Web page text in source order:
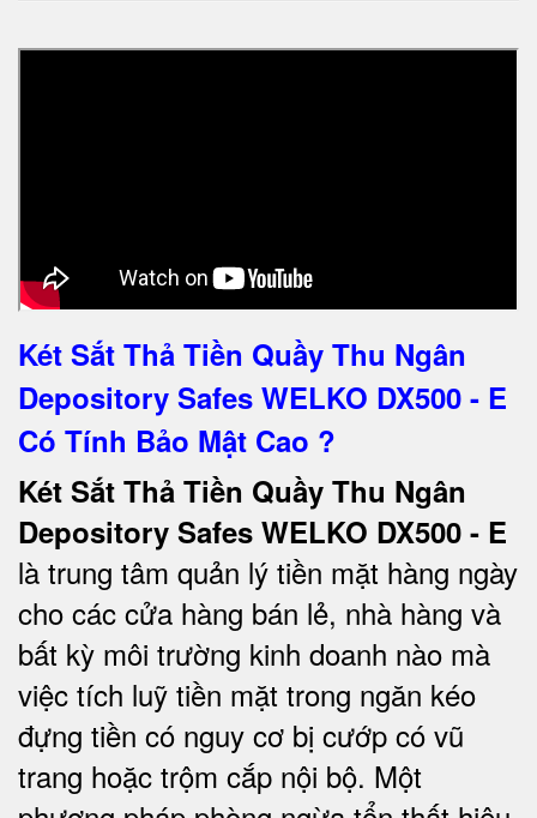
Két Sắt Thả Tiền Quầy Thu Ngân
Depository Safes WELKO DX500 - E
Có Tính Bảo Mật Cao ?
Két Sắt Thả Tiền Quầy Thu Ngân
Depository Safes WELKO DX500 - E
là trung tâm quản lý tiền mặt hàng ngày
cho các cửa hàng bán lẻ, nhà hàng và
bất kỳ môi trường kinh doanh nào mà
việc tích luỹ tiền mặt trong ngăn kéo
đựng tiền có nguy cơ bị cướp có vũ
trang hoặc trộm cắp nội bộ. Một